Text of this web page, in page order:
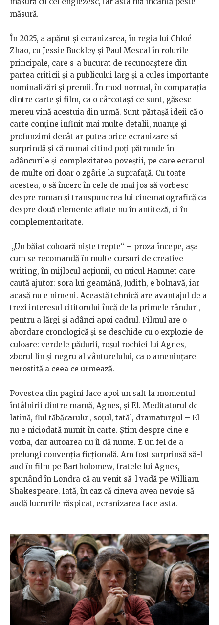
măsură.
În 2025, a apărut și ecranizarea, în regia lui Chloé
Zhao, cu Jessie Buckley și Paul Mescal în rolurile
principale, care s-a bucurat de recunoaștere din
partea criticii și a publicului larg și a cules importante
nominalizări și premii. În mod normal, în comparația
dintre carte și film, ca o cârcotașă ce sunt, găsesc
mereu vină acestuia din urmă. Sunt părtașă ideii că o
carte conține infinit mai multe detalii, nuanțe și
profunzimi decât ar putea orice ecranizare să
surprindă și că numai citind poți pătrunde în
adâncurile și complexitatea poveștii, pe care ecranul
de multe ori doar o zgârie la suprafață. Cu toate
acestea, o să încerc în cele de mai jos să vorbesc
despre roman și transpunerea lui cinematografică ca
despre două elemente aflate nu în antiteză, ci în
complementaritate.
„Un băiat coboară niște trepte“ – proza începe, așa
cum se recomandă în multe cursuri de creative
writing, în mijlocul acțiunii, cu micul Hamnet care
caută ajutor: sora lui geamănă, Judith, e bolnavă, iar
acasă nu e nimeni. Această tehnică are avantajul de a
trezi interesul cititorului încă de la primele rânduri,
pentru a lărgi și adânci apoi cadrul. Filmul are o
abordare cronologică și se deschide cu o explozie de
culoare: verdele pădurii, roșul rochiei lui Agnes,
zborul lin și negru al vânturelului, ca o amenințare
nerostită a ceea ce urmează.
Povestea din pagini face apoi un salt la momentul
întâlnirii dintre mamă, Agnes, și El. Meditatorul de
latină, fiul tăbăcarului, soțul, tatăl, dramaturgul – El
nu e niciodată numit în carte. Știm despre cine e
vorba, dar autoarea nu îi dă nume. E un fel de a
prelungi convenția ficțională. Am fost surprinsă să-l
aud în film pe Bartholomew, fratele lui Agnes,
spunând în Londra că au venit să-l vadă pe William
Shakespeare. Iată, în caz că cineva avea nevoie să
audă lucrurile răspicat, ecranizarea face asta.